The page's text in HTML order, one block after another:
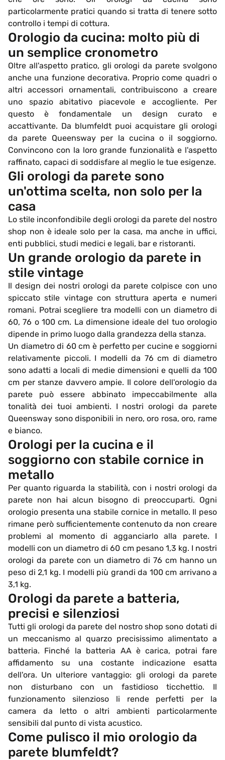
particolarmente pratici quando si tratta di tenere sotto
controllo i tempi di cottura.
Orologio da cucina: molto più di
un semplice cronometro
Oltre all'aspetto pratico, gli orologi da parete svolgono
anche una funzione decorativa. Proprio come quadri o
altri accessori ornamentali, contribuiscono a creare
uno spazio abitativo piacevole e accogliente. Per
questo è fondamentale un design curato e
accattivante. Da blumfeldt puoi acquistare gli orologi
da parete Queensway per la cucina o il soggiorno.
Convincono con la loro grande funzionalità e l'aspetto
raffinato, capaci di soddisfare al meglio le tue esigenze.
Gli orologi da parete sono
un'ottima scelta, non solo per la
casa
Lo stile inconfondibile degli orologi da parete del nostro
shop non è ideale solo per la casa, ma anche in uffici,
enti pubblici, studi medici e legali, bar e ristoranti.
Un grande orologio da parete in
stile vintage
Il design dei nostri orologi da parete colpisce con uno
spiccato stile vintage con struttura aperta e numeri
romani. Potrai scegliere tra modelli con un diametro di
60, 76 o 100 cm. La dimensione ideale del tuo orologio
dipende in primo luogo dalla grandezza della stanza.
Un diametro di 60 cm è perfetto per cucine e soggiorni
relativamente piccoli. I modelli da 76 cm di diametro
sono adatti a locali di medie dimensioni e quelli da 100
cm per stanze davvero ampie. Il colore dell'orologio da
parete può essere abbinato impeccabilmente alla
tonalità dei tuoi ambienti. I nostri orologi da parete
Queensway sono disponibili in nero, oro rosa, oro, rame
e bianco.
Orologi per la cucina e il
soggiorno con stabile cornice in
metallo
Per quanto riguarda la stabilità, con i nostri orologi da
parete non hai alcun bisogno di preoccuparti. Ogni
orologio presenta una stabile cornice in metallo. Il peso
rimane però sufficientemente contenuto da non creare
problemi al momento di agganciarlo alla parete. I
modelli con un diametro di 60 cm pesano 1,3 kg. I nostri
orologi da parete con un diametro di 76 cm hanno un
peso di 2,1 kg. I modelli più grandi da 100 cm arrivano a
3,1 kg.
Orologi da parete a batteria,
precisi e silenziosi
Tutti gli orologi da parete del nostro shop sono dotati di
un meccanismo al quarzo precisissimo alimentato a
batteria. Finché la batteria AA è carica, potrai fare
affidamento su una costante indicazione esatta
dell'ora. Un ulteriore vantaggio: gli orologi da parete
non disturbano con un fastidioso ticchettio. Il
funzionamento silenzioso li rende perfetti per la
camera da letto o altri ambienti particolarmente
sensibili dal punto di vista acustico.
Come pulisco il mio orologio da
parete blumfeldt?